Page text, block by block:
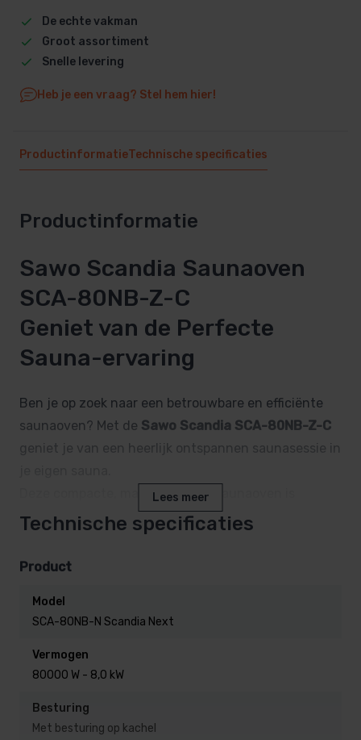
De echte vakman
Groot assortiment
Snelle levering
Heb je een vraag? Stel hem hier!
ProductinformatieTechnische specificaties
Productinformatie
Sawo Scandia Saunaoven
SCA-80NB-Z-C
Geniet van de Perfecte
Sauna-ervaring
Ben je op zoek naar een betrouwbare en efficiënte
saunaoven? Met de Sawo Scandia SCA-80NB-Z-C
geniet je van een heerlijk ontspannen saunasessie in
Deze compacte, maar krachtige saunaoven is
ontworpen voor ultiem comfort en gebruiksgemak.
En…. deze kachel is uitgevoerd met een bediening op
de saunakachel zelf. Je hebt dus geen separate
Waarom kiezen voor de Sawo
Scandia SCA-80NB-Z-C?
Vermogen van 8,0 kW:
sauna’s.
Lees meer
Technische specificaties
Product
Model
SCA-80NB-N Scandia Next
Vermogen
80000 W - 8,0 kW
Besturing
Met besturing op kachel